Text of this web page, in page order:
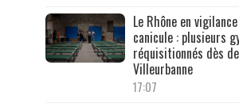
Le Rhône en
canicule : plusieurs
réquisitionnés dès
Villeurbanne
17:07